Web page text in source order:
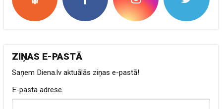
ZIŅAS E-PASTĀ
Saņem Diena.lv aktuālās ziņas e-pastā!
E-pasta adrese